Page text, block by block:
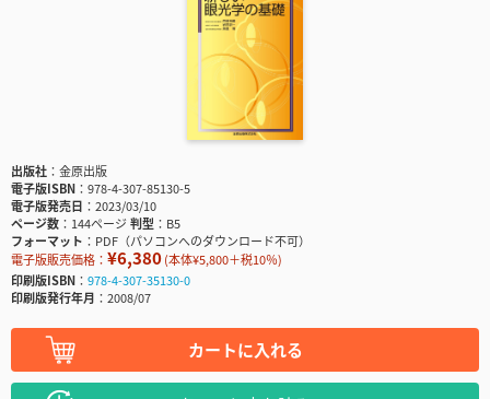
出版社
金原出版
電子版ISBN
978-4-307-85130-5
電子版発売日
2023/03/10
ページ数
144ページ判型
B5
フォーマット
PDF（パソコンへのダウンロード不可）
電子版販売価格： ¥6,380(本体¥5,800＋税10％)
印刷版ISBN
978-4-307-35130-0
印刷版発行年月
2008/07
カートに入れる